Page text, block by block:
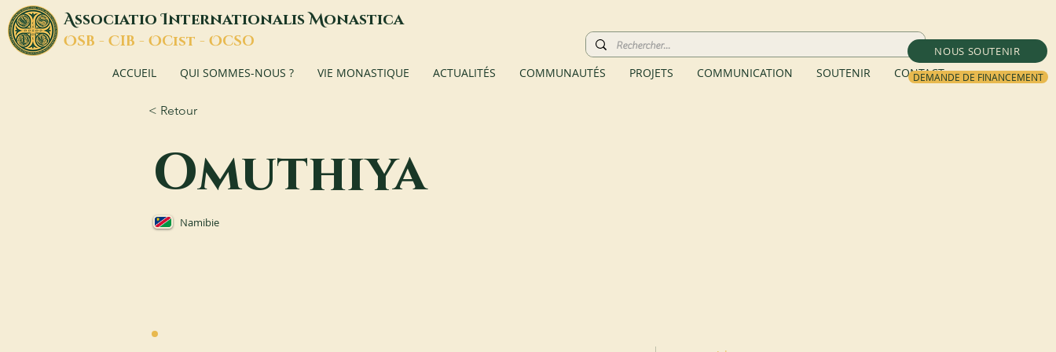
NOUS SOUTENIR
DEMANDE DE FINANCEMENT
AssociatioInternationalisMonastica
OSB - CIB - OCist - OCSO
ACCUEIL QUI SOMMES-NOUS ? VIE MONASTIQUE ACTUALITÉS COMMUNAUTÉS PROJETS COMMUNICATION SOUTENIR CONTACT
< Retour
Omuthiya
Namibie